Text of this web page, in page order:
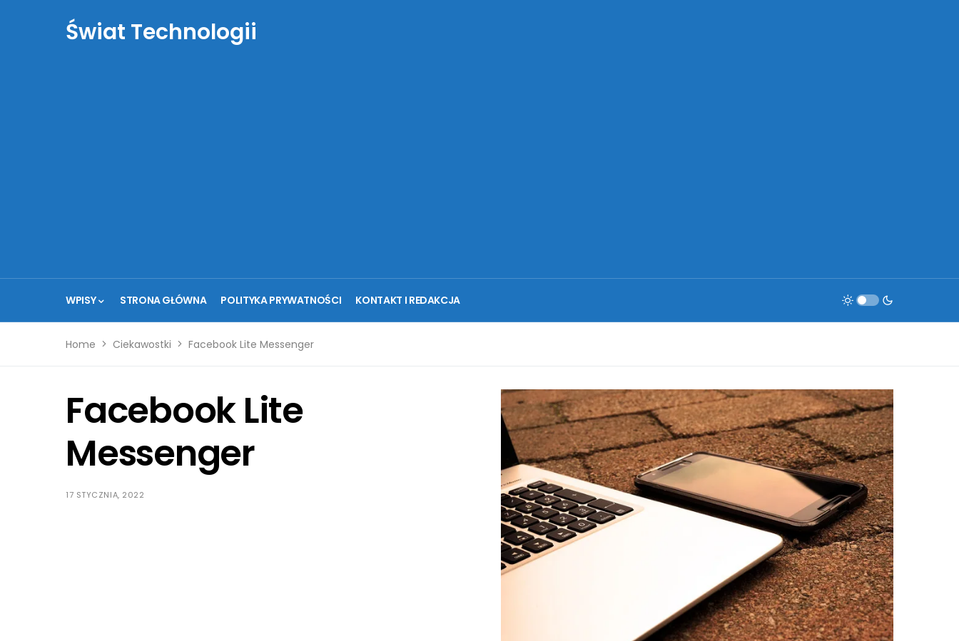
Świat Technologii
WPISY STRONA GŁÓWNA POLITYKA PRYWATNOŚCI KONTAKT I REDAKCJA
Home Ciekawostki Facebook Lite Messenger
Facebook Lite
Messenger
17 STYCZNIA, 2022